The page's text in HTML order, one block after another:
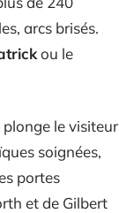
arcs brisés.
ou le
le visiteur
soignées,
portes
et de Gilbert